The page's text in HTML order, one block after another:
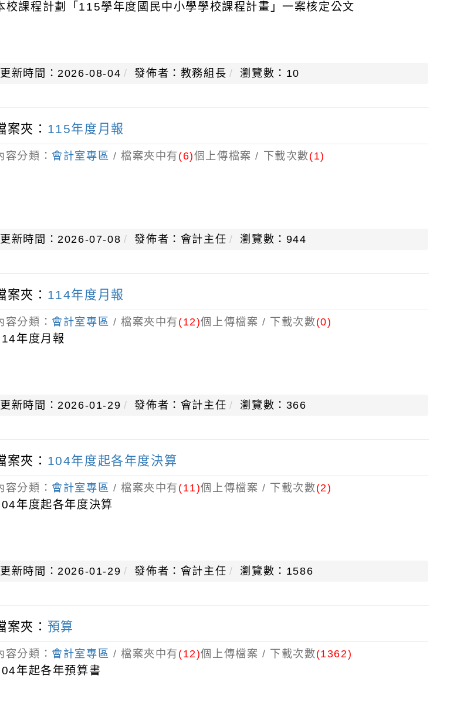
校課程計劃「115學年度國民中小學學校課程計畫」一案核定公文
更新時間：2026-08-04 發佈者：教務組長 瀏覽數：10
案夾： 115年度月報
容分類： 會計室專區 / 檔案夾中有(6)個上傳檔案 / 下載次數(1)
更新時間：2026-07-08 發佈者：會計主任 瀏覽數：944
案夾： 114年度月報
容分類： 會計室專區 / 檔案夾中有(12)個上傳檔案 / 下載次數(0)
年度月報
更新時間：2026-01-29 發佈者：會計主任 瀏覽數：366
案夾： 104年度起各年度決算
容分類： 會計室專區 / 檔案夾中有(11)個上傳檔案 / 下載次數(2)
年度起各年度決算
更新時間：2026-01-29 發佈者：會計主任 瀏覽數：1586
案夾： 預算
容分類： 會計室專區 / 檔案夾中有(12)個上傳檔案 / 下載次數(1362)
年起各年預算書